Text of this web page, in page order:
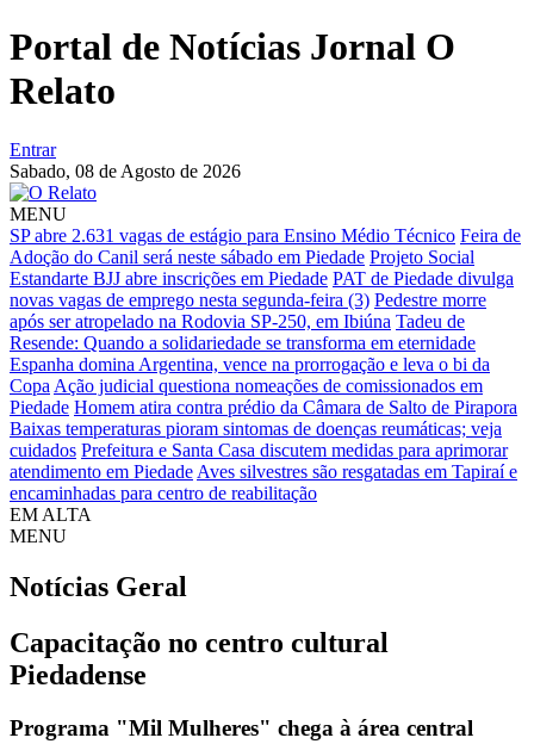
Portal de Notícias Jornal O
Relato
Entrar
Sabado, 08 de Agosto de 2026
MENU
SP abre 2.631 vagas de estágio para Ensino Médio Técnico Feira de
Adoção do Canil será neste sábado em Piedade Projeto Social
Estandarte BJJ abre inscrições em Piedade PAT de Piedade divulga
novas vagas de emprego nesta segunda-feira (3) Pedestre morre
após ser atropelado na Rodovia SP-250, em Ibiúna Tadeu de
Resende: Quando a solidariedade se transforma em eternidade
Espanha domina Argentina, vence na prorrogação e leva o bi da
Copa Ação judicial questiona nomeações de comissionados em
Piedade Homem atira contra prédio da Câmara de Salto de Pirapora
Baixas temperaturas pioram sintomas de doenças reumáticas; veja
cuidados Prefeitura e Santa Casa discutem medidas para aprimorar
atendimento em Piedade Aves silvestres são resgatadas em Tapiraí e
encaminhadas para centro de reabilitação
EM ALTA
MENU
Notícias Geral
Capacitação no centro cultural
Piedadense
Programa "Mil Mulheres" chega à área central